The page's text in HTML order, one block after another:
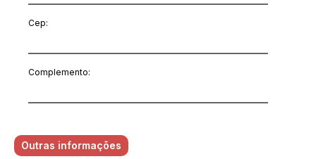
Cep:
Complemento:
Outras informações